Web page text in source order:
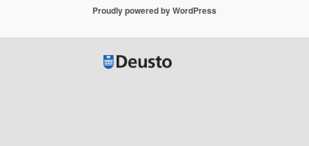
Proudly powered by WordPress